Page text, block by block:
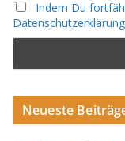
Indem Du
Neueste